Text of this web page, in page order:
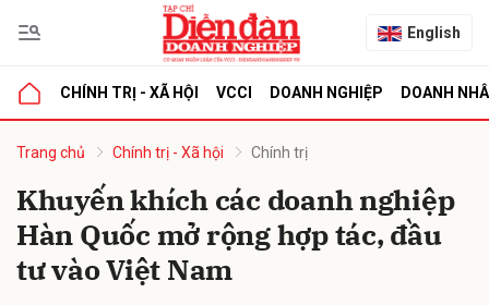
English
CHÍNH TRỊ - XÃ HỘI VCCI DOANH NGHIỆP DOANH
Trang chủ Chính trị - Xã hội Chính trị
Khuyến khích các doanh nghiệp
Hàn Quốc mở rộng hợp tác, đầu
tư vào Việt Nam
luận